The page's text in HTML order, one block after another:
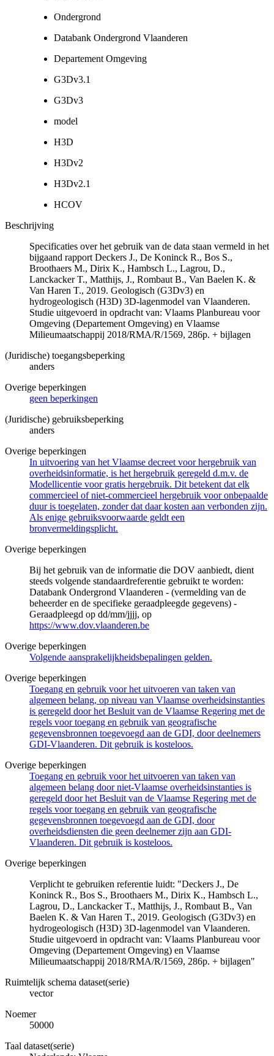
Ondergrond
Databank Ondergrond Vlaanderen
Departement Omgeving
G3Dv3.1
G3Dv3
model
H3D
H3Dv2
H3Dv2.1
HCOV
Beschrijving
Specificaties over het gebruik van de data staan vermeld in het
bijgaand rapport Deckers J., De Koninck R., Bos S.,
Broothaers M., Dirix K., Hambsch L., Lagrou, D.,
Lanckacker T., Matthijs, J., Rombaut B., Van Baelen K. &
Van Haren T., 2019. Geologisch (G3Dv3) en
hydrogeologisch (H3D) 3D-lagenmodel van Vlaanderen.
Studie uitgevoerd in opdracht van: Vlaams Planbureau voor
Omgeving (Departement Omgeving) en Vlaamse
Milieumaatschappij 2018/RMA/R/1569, 286p. + bijlagen
(Juridische) toegangsbeperking
anders
Overige beperkingen
geen beperkingen
(Juridische) gebruiksbeperking
anders
Overige beperkingen
In uitvoering van het Vlaamse decreet voor hergebruik van
overheidsinformatie, is het hergebruik geregeld d.m.v. de
Modellicentie voor gratis hergebruik. Dit betekent dat elk
commercieel of niet-commercieel hergebruik voor onbepaalde
duur is toegelaten, zonder dat daar kosten aan verbonden zijn.
Als enige gebruiksvoorwaarde geldt een
bronvermeldingsplicht.
Overige beperkingen
Bij het gebruik van de informatie die DOV aanbiedt, dient
steeds volgende standaardreferentie gebruikt te worden:
Databank Ondergrond Vlaanderen - (vermelding van de
beheerder en de specifieke geraadpleegde gegevens) -
Geraadpleegd op dd/mm/jjjj, op
https://www.dov.vlaanderen.be
Overige beperkingen
Volgende aansprakelijkheidsbepalingen gelden.
Overige beperkingen
Toegang en gebruik voor het uitvoeren van taken van
algemeen belang, op niveau van Vlaamse overheidsinstanties
is geregeld door het Besluit van de Vlaamse Regering met de
regels voor toegang en gebruik van geografische
gegevensbronnen toegevoegd aan de GDI, door deelnemers
GDI-Vlaanderen. Dit gebruik is kosteloos.
Overige beperkingen
Toegang en gebruik voor het uitvoeren van taken van
algemeen belang door niet-Vlaamse overheidsinstanties is
geregeld door het Besluit van de Vlaamse Regering met de
regels voor toegang en gebruik van geografische
gegevensbronnen toegevoegd aan de GDI, door
overheidsdiensten die geen deelnemer zijn aan GDI-
Vlaanderen. Dit gebruik is kosteloos.
Overige beperkingen
Verplicht te gebruiken referentie luidt: "Deckers J., De
Koninck R., Bos S., Broothaers M., Dirix K., Hambsch L.,
Lagrou, D., Lanckacker T., Matthijs, J., Rombaut B., Van
Baelen K. & Van Haren T., 2019. Geologisch (G3Dv3) en
hydrogeologisch (H3D) 3D-lagenmodel van Vlaanderen.
Studie uitgevoerd in opdracht van: Vlaams Planbureau voor
Omgeving (Departement Omgeving) en Vlaamse
Milieumaatschappij 2018/RMA/R/1569, 286p. + bijlagen"
Ruimtelijk schema dataset(serie)
vector
Noemer
50000
Taal dataset(serie)